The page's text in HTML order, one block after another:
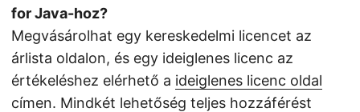
for Java-hoz?
Megvásárolhat egy kereskedelmi licencet az
árlista oldalon, és egy ideiglenes licenc az
értékeléshez elérhető a ideiglenes licenc oldal
címen. Mindkét lehetőség teljes hozzáférést